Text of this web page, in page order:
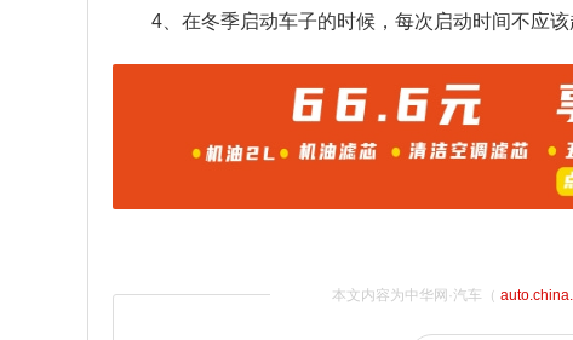
4、在冬季启动车子的时候，每次启动时间不应该
本文内容为中华网·汽车（